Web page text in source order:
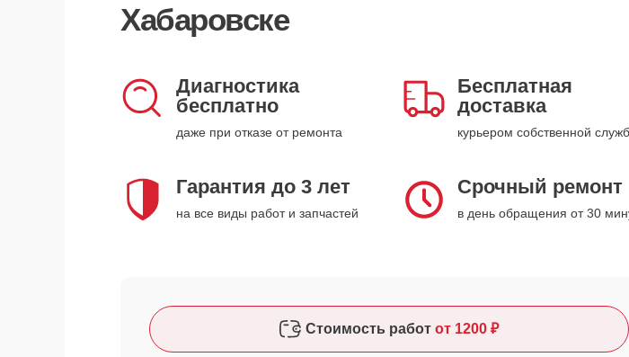
Хабаровске
Диагностика
бесплатно
даже при отказе от ремонта
Бесплатная
доставка
курьером собственной
Гарантия до 3 лет
на все виды работ и запчастей
Срочный ремонт
в день обращения от 30
Стоимость работ от 1200 ₽